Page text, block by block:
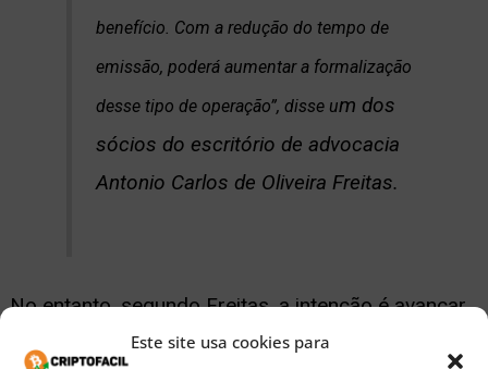
Este site usa cookies para
benefício. Com a redução do tempo de
emissão, poderá aumentar a formalização
desse tipo de operação”, disse um dos
sócios do escritório de advocacia
Antonio Carlos de Oliveira Freitas.
No entanto, segundo Freitas, a intenção é avançar
ainda mais no projeto e, possivelmente, incorporar